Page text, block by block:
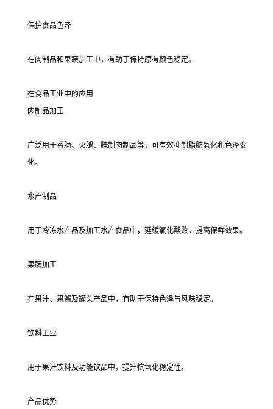
保护食品色泽
在肉制品和果蔬加工中，有助于保持原有颜色稳定。
在食品工业中的应用
肉制品加工
广泛用于香肠、火腿、腌制肉制品等，可有效抑制脂肪氧化和色泽变
化。
水产制品
用于冷冻水产品及加工水产食品中，延缓氧化酸败，提高保鲜效果。
果蔬加工
在果汁、果酱及罐头产品中，有助于保持色泽与风味稳定。
饮料工业
用于果汁饮料及功能饮品中，提升抗氧化稳定性。
产品优势